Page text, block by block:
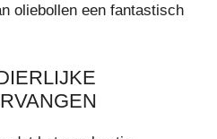
oliebollen een fantastisch